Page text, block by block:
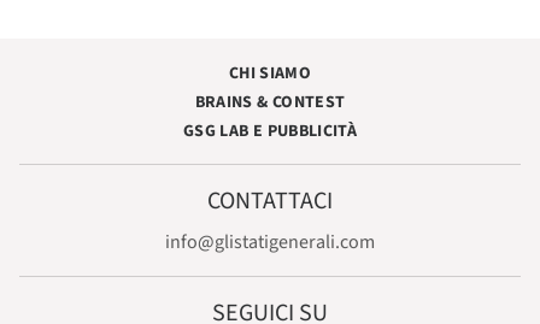
CHI SIAMO
BRAINS & CONTEST
GSG LAB E PUBBLICITÀ
CONTATTACI
info@glistatigenerali.com
SEGUICI SU